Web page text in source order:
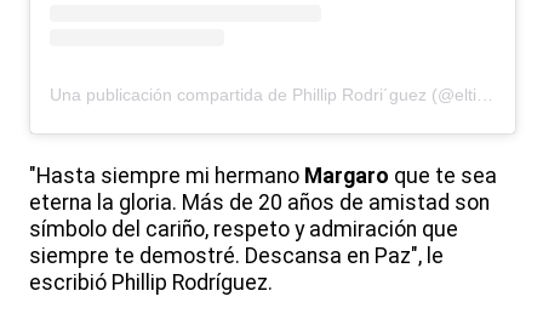
Una publicación compartida de Phillip Rodri´guez (@eltiophillip)
"Hasta siempre mi hermano Margaro que te sea
eterna la gloria. Más de 20 años de amistad son
símbolo del cariño, respeto y admiración que
siempre te demostré. Descansa en Paz", le
escribió Phillip Rodríguez.